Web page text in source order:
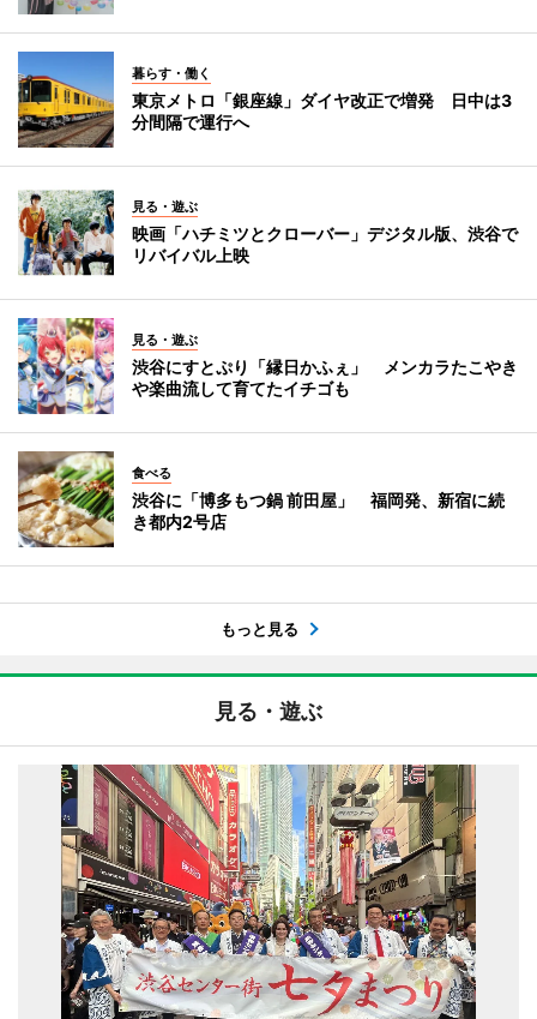
暮らす・働く
東京メトロ「銀座線」ダイヤ改正で増発 日中は3
分間隔で運行へ
見る・遊ぶ
映画「ハチミツとクローバー」デジタル版、渋谷で
リバイバル上映
見る・遊ぶ
渋谷にすとぷり「縁日かふぇ」 メンカラたこやき
や楽曲流して育てたイチゴも
食べる
渋谷に「博多もつ鍋 前田屋」 福岡発、新宿に続
き都内2号店
もっと見る
見る・遊ぶ